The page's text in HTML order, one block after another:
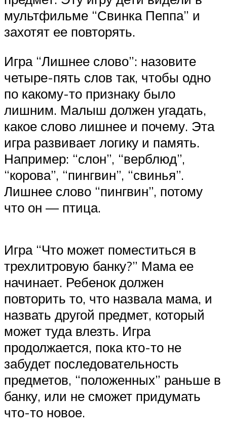
мультфильме “Свинка Пеппа” и
захотят ее повторять.
Игра “Лишнее слово”: назовите
четыре-пять слов так, чтобы одно
по какому-то признаку было
лишним. Малыш должен угадать,
какое слово лишнее и почему. Эта
игра развивает логику и память.
Например: “слон”, “верблюд”,
“корова”, “пингвин”, “свинья”.
Лишнее слово “пингвин”, потому
что он — птица.
Игра “Что может поместиться в
трехлитровую банку?” Мама ее
начинает. Ребенок должен
повторить то, что назвала мама, и
назвать другой предмет, который
может туда влезть. Игра
продолжается, пока кто-то не
забудет последовательность
предметов, “положенных” раньше в
банку, или не сможет придумать
что-то новое.